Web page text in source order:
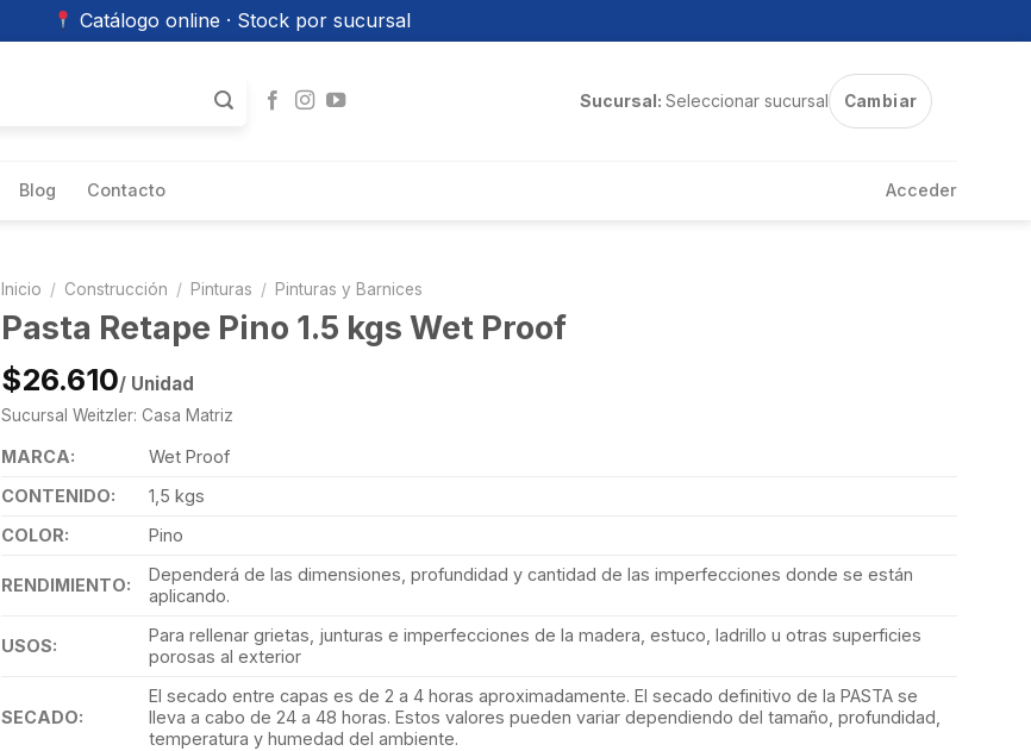
Catálogo online · Stock por sucursal
Sucursal: Seleccionar sucursal Cambiar
Blog Contacto Acceder
Inicio / Construcción / Pinturas / Pinturas y Barnices
Pasta Retape Pino 1.5 kgs Wet Proof
$26.610/ Unidad
Sucursal Weitzler: Casa Matriz
MARCA:
Wet Proof
CONTENIDO:
1,5 kgs
COLOR:
Pino
RENDIMIENTO:
Dependerá de las dimensiones, profundidad y cantidad de las imperfecciones donde se están
aplicando.
USOS:
Para rellenar grietas, junturas e imperfecciones de la madera, estuco, ladrillo u otras superficies
porosas al exterior
SECADO:
El secado entre capas es de 2 a 4 horas aproximadamente. El secado definitivo de la PASTA se
lleva a cabo de 24 a 48 horas. Estos valores pueden variar dependiendo del tamaño, profundidad,
temperatura y humedad del ambiente.